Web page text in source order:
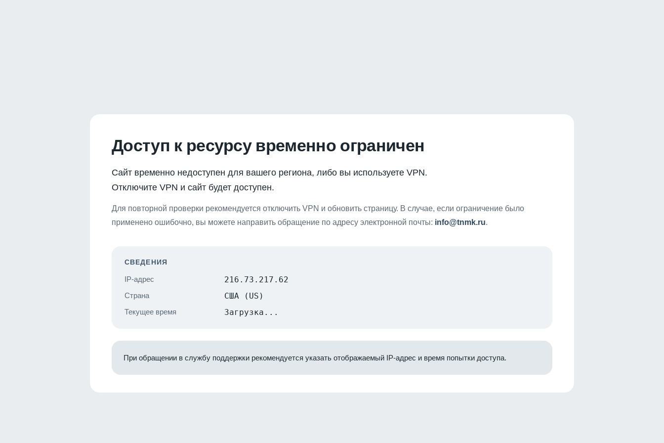
Доступ к ресурсу временно ограничен
Сайт временно недоступен для вашего региона, либо вы используете VPN.
Отключите VPN и сайт будет доступен.
Для повторной проверки рекомендуется отключить VPN и обновить страницу. В случае, если ограничение было
применено ошибочно, вы можете направить обращение по адресу электронной почты: info@tnmk.ru.
СВЕДЕНИЯ
IP-адрес 216.73.217.62
Страна США (US)
Текущее время Загрузка...
При обращении в службу поддержки рекомендуется указать отображаемый IP-адрес и время попытки доступа.